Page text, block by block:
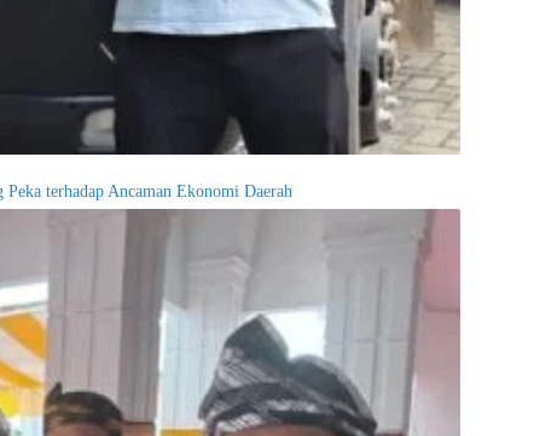
terhadap Ancaman Ekonomi Daerah